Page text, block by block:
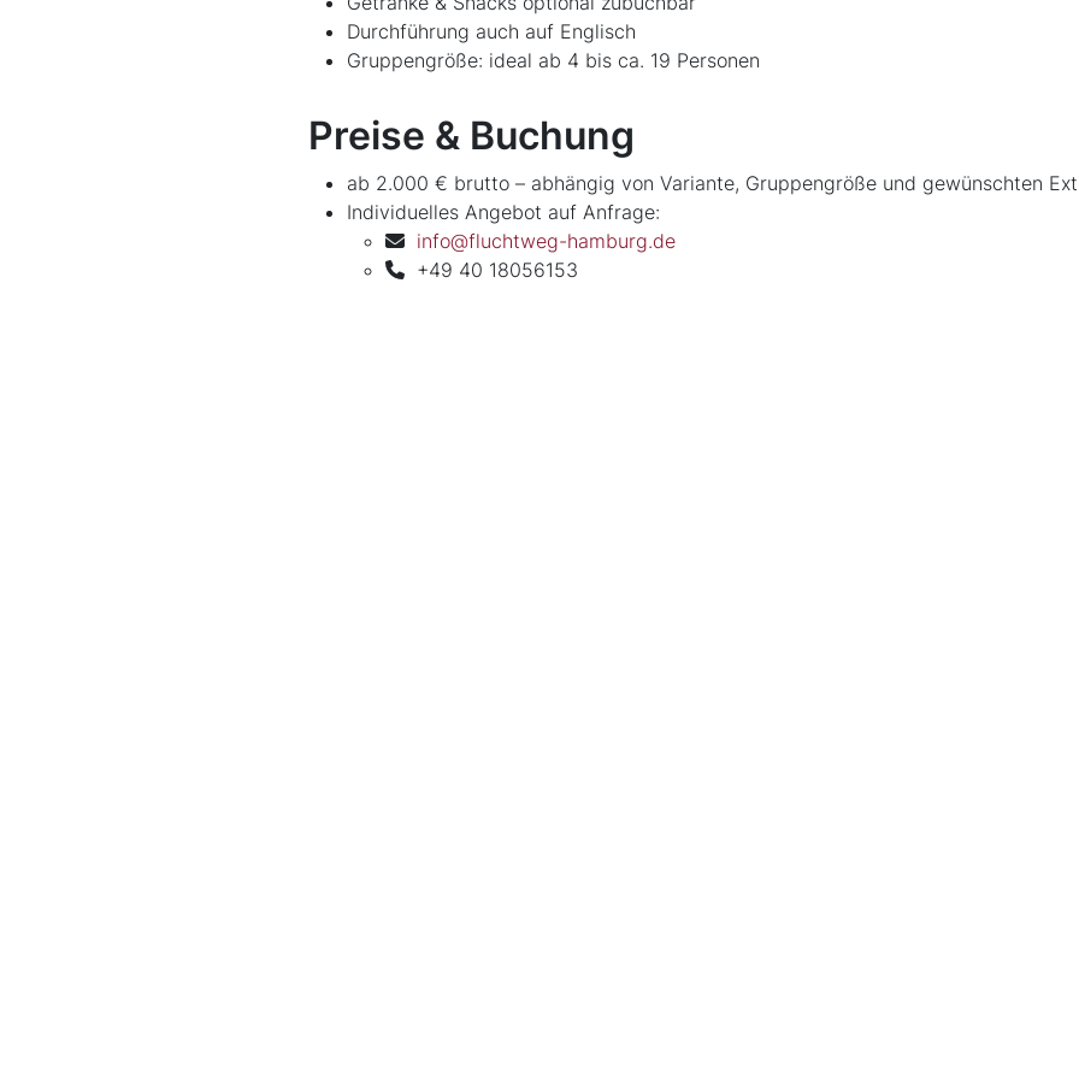
Durchführung auch auf Englisch
Gruppengröße: ideal ab 4 bis ca. 19 Personen
Preise & Buchung
ab 2.000 € brutto – abhängig von Variante, Gruppengröße und gewünschten
Individuelles Angebot auf Anfrage:
info@fluchtweg-hamburg.de
+49 40 18056153